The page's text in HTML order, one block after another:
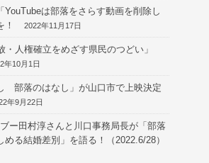
YouTubeは部落をさらす動画を削除し
！
2022年11月17日
・人権確立をめざす県民のつどい」
年10月1日
部落のはなし」が山口市で上映決定
年9月22日
ー田村淳さんと川口事務局長が「部落
る結婚差別」を語る！（2022.6/28）